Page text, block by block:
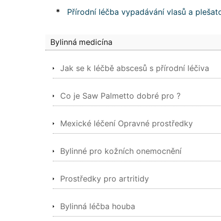
* Přírodní léčba vypadávání vlasů a
Bylinná medicína
Jak se k léčbě abscesů s přírodní léčiva
Co je Saw Palmetto dobré pro ?
Mexické léčení Opravné prostředky
Bylinné pro kožních onemocnění
Prostředky pro artritidy
Bylinná léčba houba